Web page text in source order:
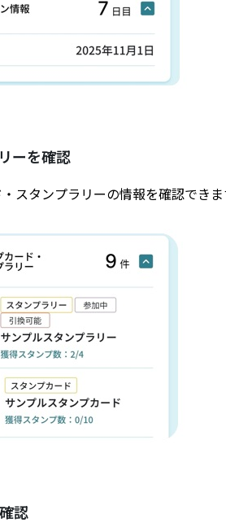
ーを確認
スタンプラリーの情報を確認できま
認